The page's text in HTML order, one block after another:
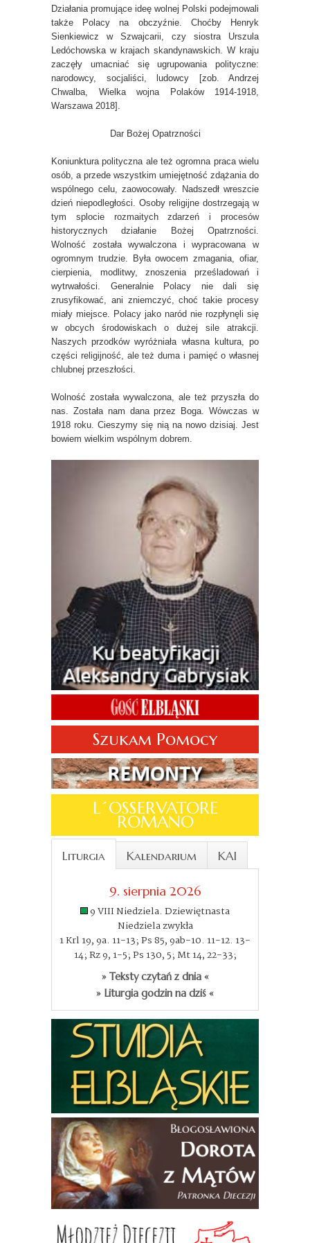
Działania promujące ideę wolnej Polski podejmowali
także Polacy na obczyźnie. Choćby Henryk
Sienkiewicz w Szwajcarii, czy siostra Urszula
Ledóchowska w krajach skandynawskich. W kraju
zaczęły umacniać się ugrupowania polityczne:
narodowcy, socjaliści, ludowcy [zob. Andrzej
Chwalba, Wielka wojna Polaków 1914-1918,
Warszawa 2018].
Dar Bożej Opatrzności
Koniunktura polityczna ale też ogromna praca wielu
osób, a przede wszystkim umiejętność zdążania do
wspólnego celu, zaowocowały. Nadszedł wreszcie
dzień niepodległości. Osoby religijne dostrzegają w
tym splocie rozmaitych zdarzeń i procesów
historycznych działanie Bożej Opatrzności.
Wolność została wywalczona i wypracowana w
ogromnym trudzie. Była owocem zmagania, ofiar,
cierpienia, modlitwy, znoszenia prześladowań i
wytrwałości. Generalnie Polacy nie dali się
zrusyfikować, ani zniemczyć, choć takie procesy
miały miejsce. Polacy jako naród nie rozpłynęli się
w obcych środowiskach o dużej sile atrakcji.
Naszych przodków wyróżniała własna kultura, po
części religijność, ale też duma i pamięć o własnej
chlubnej przeszłości.
Wolność została wywalczona, ale też przyszła do
nas. Została nam dana przez Boga. Wówczas w
1918 roku. Cieszymy się nią na nowo dzisiaj. Jest
bowiem wielkim wspólnym dobrem.
Szukam Pomocy
L´OSSERVATORE
ROMANO
Liturgia Kalendarium KAI
9. sierpnia 2026
9 VIII Niedziela. Dziewiętnasta
Niedziela zwykła
1 Krl 19, 9a. 11-13; Ps 85, 9ab-10. 11-12. 13-
14; Rz 9, 1-5; Ps 130, 5; Mt 14, 22-33;
» Teksty czytań z dnia «
» Liturgia godzin na dziś «